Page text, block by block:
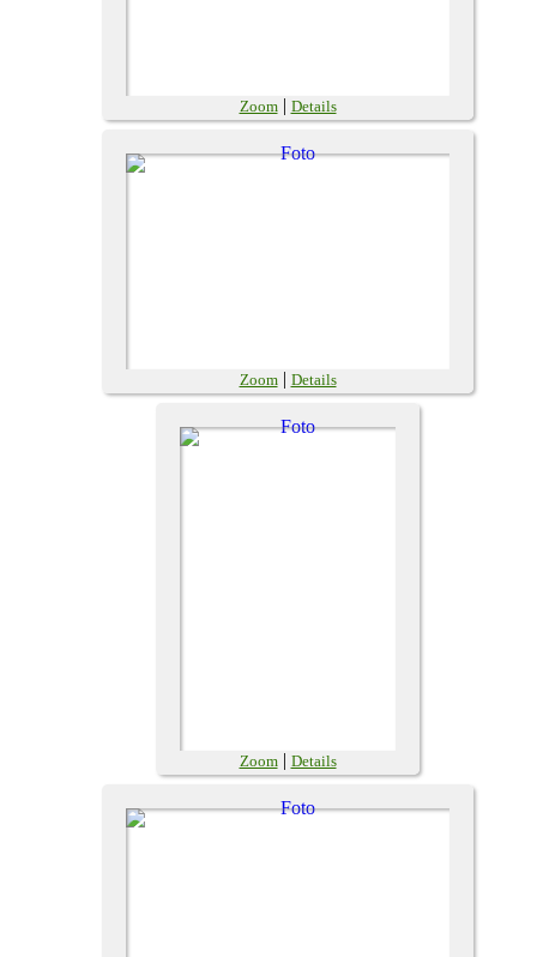
Zoom| Details
Zoom| Details
Zoom| Details